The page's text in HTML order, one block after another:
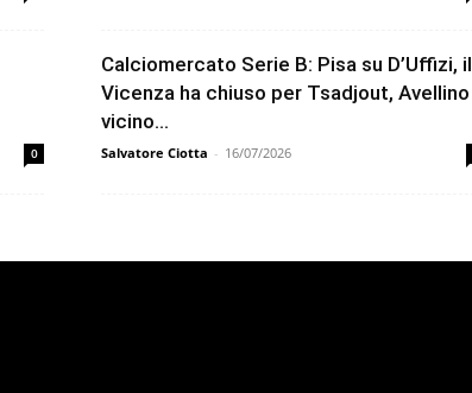
0
Calciomercato Serie B: Pisa su D’Uffizi, il
Vicenza ha chiuso per Tsadjout, Avellino
vicino...
Salvatore Ciotta - 16/07/2026